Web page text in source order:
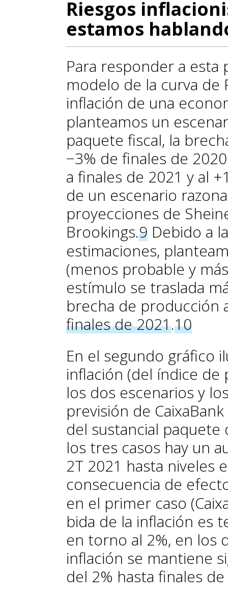
Riesgos
estamos
Para responder a
modelo de la curva de
inflación de una
planteamos un
paquete fiscal, la
−3% de finales de
a finales de 2021 y al
de un escenario
proyecciones de
Brookings.9 De­­bido a
estimaciones,
(menos probable y
estímulo se traslada
brecha de producción
finales de 2021.10
En el segundo gráfico
inflación (del índice de
los dos escenarios y
previsión de
del sustancial paquete
los tres casos hay un
2T 2021 hasta niveles
consecuencia de
en el primer caso
bida de la inflación es
en tor­­no al 2%, en los
inflación se mantiene
del 2% hasta finales